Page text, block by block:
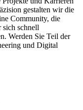
gestalten wir die
Community, die
sich schnell
Werden Sie Teil der
und Digital